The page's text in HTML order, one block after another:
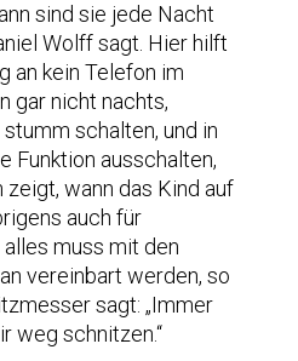
sind sie jede Nacht
Wolff sagt. Hier hilft
an kein Telefon im
gar nicht nachts,
schalten, und in
Funktion ausschalten,
wann das Kind auf
auch für
muss mit den
vereinbart werden, so
sagt: „Immer
weg schnitzen.“